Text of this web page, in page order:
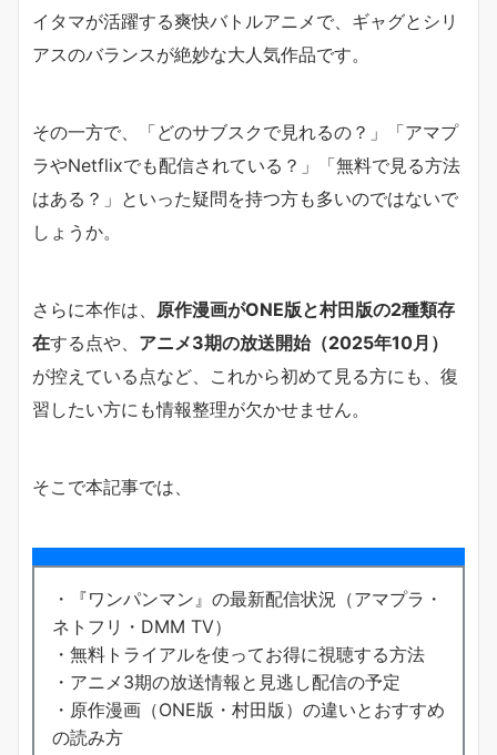
イタマが活躍する爽快バトルアニメで、ギャグとシリ
アスのバランスが絶妙な大人気作品です。
その一方で、「どのサブスクで見れるの？」「アマプ
ラやNetflixでも配信されている？」「無料で見る方法
はある？」といった疑問を持つ方も多いのではないで
しょうか。
さらに本作は、 原作漫画がONE版と村田版の2種類存
在する点や、 アニメ3期の放送開始（2025年10月）
が控えている点など、これから初めて見る方にも、復
習したい方にも情報整理が欠かせません。
そこで本記事では、
・『ワンパンマン』の最新配信状況（アマプラ・
ネトフリ・DMM TV）
・無料トライアルを使ってお得に視聴する方法
・アニメ3期の放送情報と見逃し配信の予定
・原作漫画（ONE版・村田版）の違いとおすすめ
の読み方